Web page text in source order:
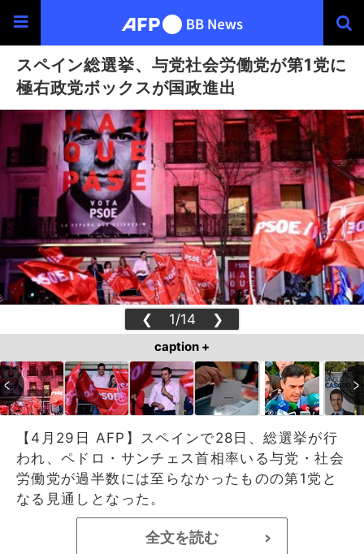
スペイン総選挙、与党社会労働党が第1党に
極右政党ボックスが国政進出
❮ 1/14 ❯
caption +
【4月29日 AFP】スペインで28日、総選挙が行
われ、ペドロ・サンチェス首相率いる与党・社会
労働党が過半数には至らなかったものの第1党と
なる見通しとなった。
全文を読む >